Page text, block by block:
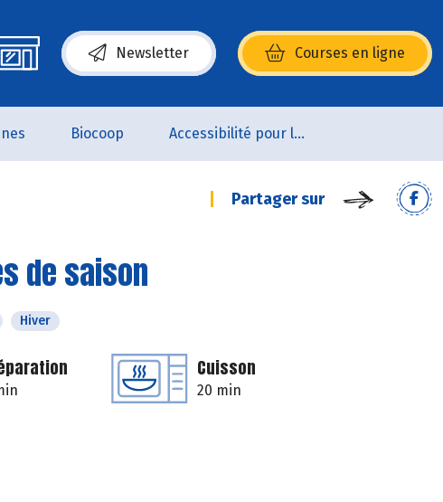
Newsletter Courses en ligne
(s’ouvre dans une nouvelle fenêtre)
Biocoop Accessibilité pour les personnes en situation de handicap
Partager sur
de saison
Hiver
Cuisson
20 min